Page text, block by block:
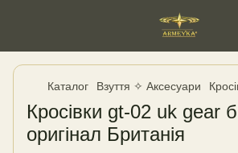
Каталог Взуття ✧ Аксесуари
Кросівки gt-02 uk gear
оригінал Британія